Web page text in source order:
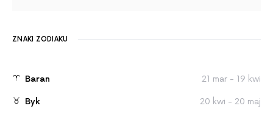
ZNAKI ZODIAKU
Baran 21 mar - 19 kwi
Byk 20 kwi - 20 maj